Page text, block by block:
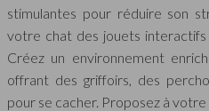
stimulantes pour réduire son
votre chat des jouets
Créez un environnement
offrant des griffoirs, des
pour se cacher. Proposez à